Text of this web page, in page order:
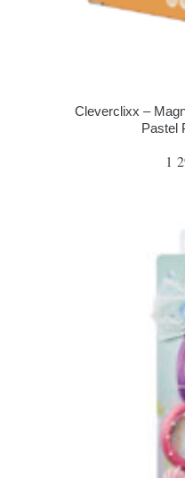
Cleverclixx –
Pastel
1